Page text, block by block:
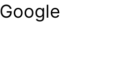
Google